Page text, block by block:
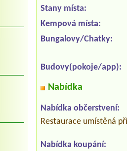
Stany místa:
Kempová místa:
Bungalovy/Chatky:
Budovy(pokoje/app):
Nabídka
Nabídka občerstvení:
Restaurace umístěná
Nabídka koupání: